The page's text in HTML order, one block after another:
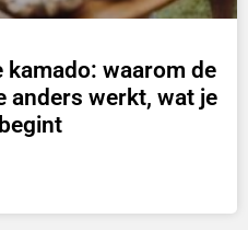
kamado: waarom de
anders werkt, wat je